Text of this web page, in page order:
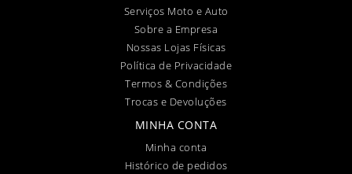
Serviços Moto e Auto
Sobre a Empresa
Nossas Lojas Físicas
Política de Privacidade
Termos & Condições
Trocas e Devoluções
MINHA CONTA
Minha conta
Histórico de pedidos